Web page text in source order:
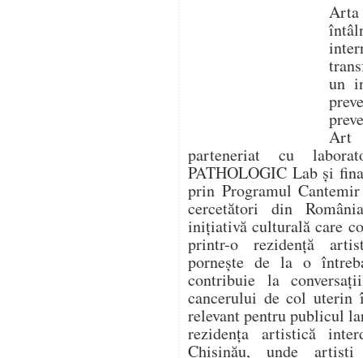
un
Art
parteneriat cu
PATHOLOGIC Lab și
prin Programul
cercetători din
inițiativă culturală care
printr-o rezidență
pornește de la o
contribuie la
cancerului de col uterin
relevant pentru publicul
rezidența artistică
Chișinău, unde